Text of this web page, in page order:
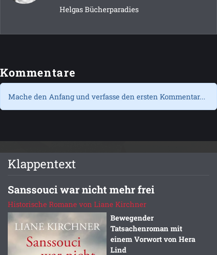
Helgas Bücherparadies
Kommentare
Mache den Anfang und verfasse den ersten Kommentar...
Klappentext
Sanssouci war nicht mehr frei
Historische Romane von Liane Kirchner
Bewegender
Tatsachenroman mit
einem Vorwort von Hera
Lind